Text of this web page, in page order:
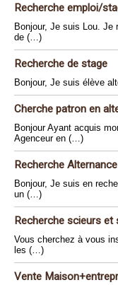
Recherche emploi/
Bonjour, Je suis Lou. Je
de (…)
Recherche de stage
Bonjour, Je suis élève
Cherche patron en
Bonjour Ayant acquis
Agenceur en (…)
Recherche
Bonjour, Je suis en
un (…)
Recherche scieurs et
Vous cherchez à vous
les (…)
Vente